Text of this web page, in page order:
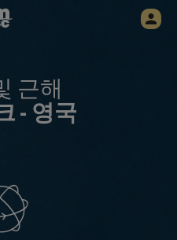
근해
- 영국